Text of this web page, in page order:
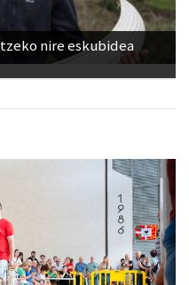
nire eskubidea